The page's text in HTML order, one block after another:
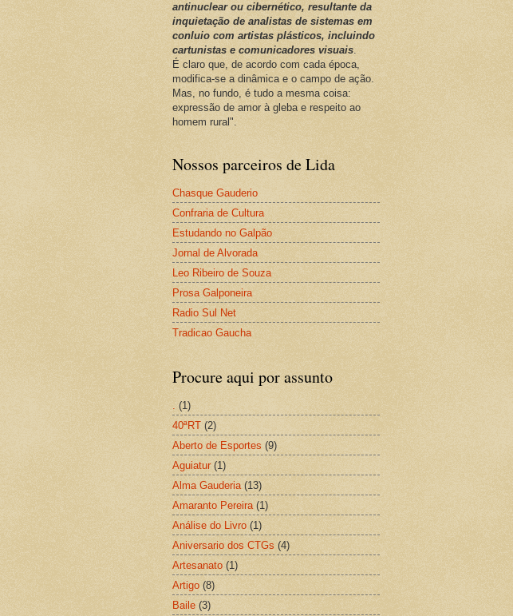
antinuclear ou cibernético, resultante da
inquietação de analistas de sistemas em
conluio com artistas plásticos, incluindo
cartunistas e comunicadores visuais.
É claro que, de acordo com cada época,
modifica-se a dinâmica e o campo de ação.
Mas, no fundo, é tudo a mesma coisa:
expressão de amor à gleba e respeito ao
homem rural".
Nossos parceiros de Lida
Chasque Gauderio
Confraria de Cultura
Estudando no Galpão
Jornal de Alvorada
Leo Ribeiro de Souza
Prosa Galponeira
Radio Sul Net
Tradicao Gaucha
Procure aqui por assunto
(1)
40ªRT (2)
Aberto de Esportes (9)
Aguiatur (1)
Alma Gauderia (13)
Amaranto Pereira (1)
Análise do Livro (1)
Aniversario dos CTGs (4)
Artesanato (1)
Artigo (8)
Baile (3)